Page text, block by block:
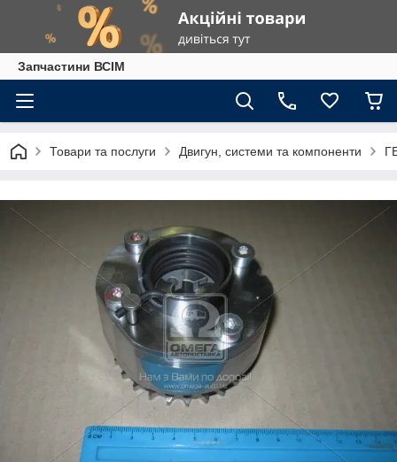
Запчастини ВСІМ
Товари та послуги Двигун, системи та компоненти